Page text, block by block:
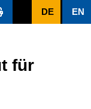
DE EN
für